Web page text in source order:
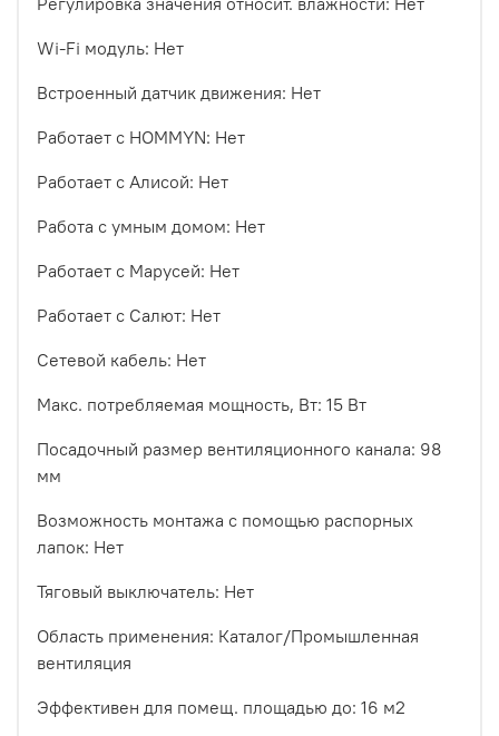
Wi-Fi модуль: Нет
Встроенный датчик движения: Нет
Работает с HOMMYN: Нет
Работает с Алисой: Нет
Работа с умным домом: Нет
Работает с Марусей: Нет
Работает с Салют: Нет
Сетевой кабель: Нет
Макс. потребляемая мощность, Вт: 15 Вт
Посадочный размер вентиляционного канала: 98
мм
Возможность монтажа с помощью распорных
лапок: Нет
Тяговый выключатель: Нет
Область применения: Каталог/Промышленная
вентиляция
Эффективен для помещ. площадью до: 16 м2